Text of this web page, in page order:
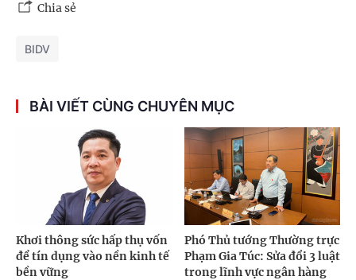
Chia sẻ
BIDV
BÀI VIẾT CÙNG CHUYÊN MỤC
Khơi thông sức hấp thụ vốn
để tín dụng vào nền kinh tế
bền vững
Phó Thủ tướng Thường trực
Phạm Gia Túc: Sửa đổi 3 luật
trong lĩnh vực ngân hàng